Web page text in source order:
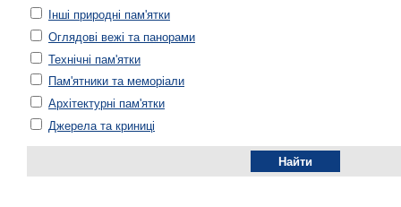
Інші природні пам'ятки
Оглядові вежі та панорами
Технічні пам'ятки
Пам'ятники та меморіали
Архітектурні пам'ятки
Джерела та криниці